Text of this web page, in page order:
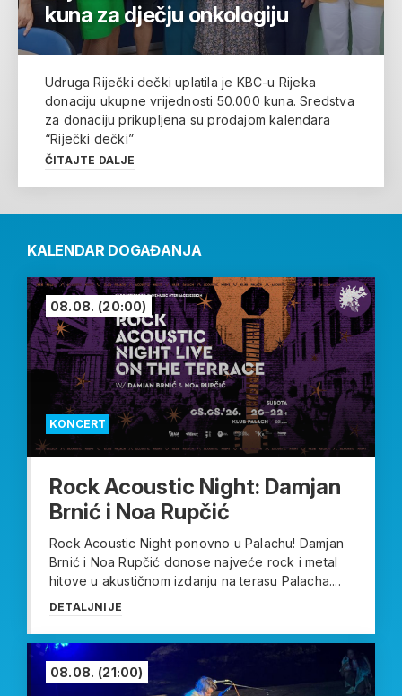
kuna za dječju onkologiju
Udruga Riječki dečki uplatila je KBC-u Rijeka
donaciju ukupne vrijednosti 50.000 kuna. Sredstva
za donaciju prikupljena su prodajom kalendara
“Riječki dečki”
ČITAJTE DALJE
KALENDAR DOGAĐANJA
KONCERT
08.08. (20:00)
Rock Acoustic Night: Damjan
Brnić i Noa Rupčić
Rock Acoustic Night ponovno u Palachu! Damjan
Brnić i Noa Rupčić donose najveće rock i metal
hitove u akustičnom izdanju na terasu Palacha....
DETALJNIJE
08.08. (21:00)